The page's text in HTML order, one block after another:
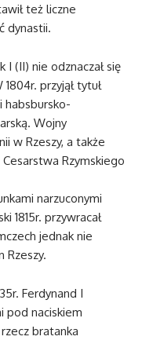
też liczne
dynastii.
I (II) nie odznaczał się
przyjął tytuł
habsbursko-
Wojny
w Rzeszy, a także
Rzymskiego
narzuconymi
1815r. przywracał
jednak nie
Rzeszy.
Ferdynand I
pod naciskiem
bratanka